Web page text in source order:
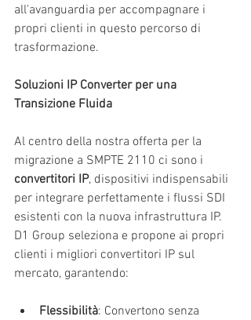
all'avanguardia per accompagnare i
propri clienti in questo percorso di
trasformazione.
Soluzioni IP Converter per una
Transizione Fluida
Al centro della nostra offerta per la
migrazione a SMPTE 2110 ci sono i
convertitori IP, dispositivi indispensabili
per integrare perfettamente i flussi SDI
esistenti con la nuova infrastruttura IP.
D1 Group seleziona e propone ai propri
clienti i migliori convertitori IP sul
mercato, garantendo:
Flessibilità: Convertono senza